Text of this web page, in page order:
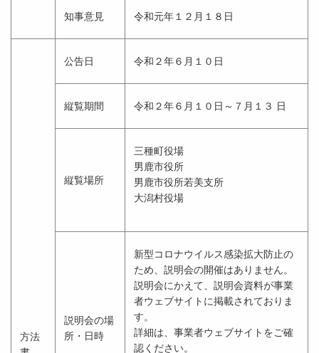
知事意見 令和元年１２月１８日
方法
公告日 令和２年６月１０日
縦覧期間 令和２年６月１０日～７月１３ 日
縦覧場所
三種町役場
男鹿市役所
男鹿市役所若美支所
大潟村役場
説明会の場
所・日時
新型コロナウイルス感染拡大防止の
ため、説明会の開催はありません。
説明会にかえて、説明会資料が事業
者ウェブサイトに掲載されておりま
す。
詳細は、事業者ウェブサイトをご確
認ください。